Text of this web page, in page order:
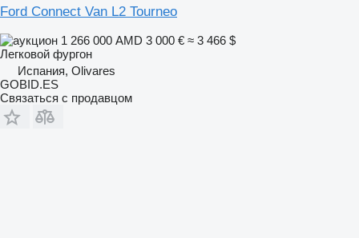
Ford Connect Van L2 Tourneo
1 266 000 AMD 3 000 € ≈ 3 466 $
Легковой фургон
Испания, Olivares
GOBID.ES
Связаться с продавцом